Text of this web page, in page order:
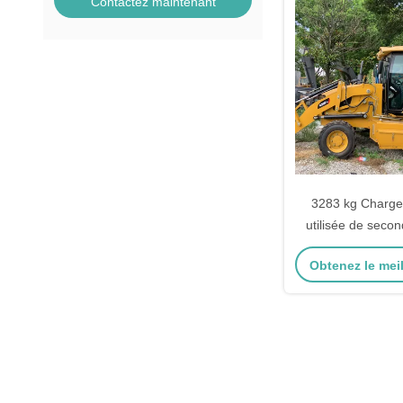
3283 kg
utilisée de
420F
remorqueuse
Obtenez le